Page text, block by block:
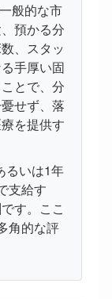
般的な市
預かる分
、スタッ
手厚い固
とで、分
せず、落
を提供す
るいは1年
支給す
す。ここ
角的な評